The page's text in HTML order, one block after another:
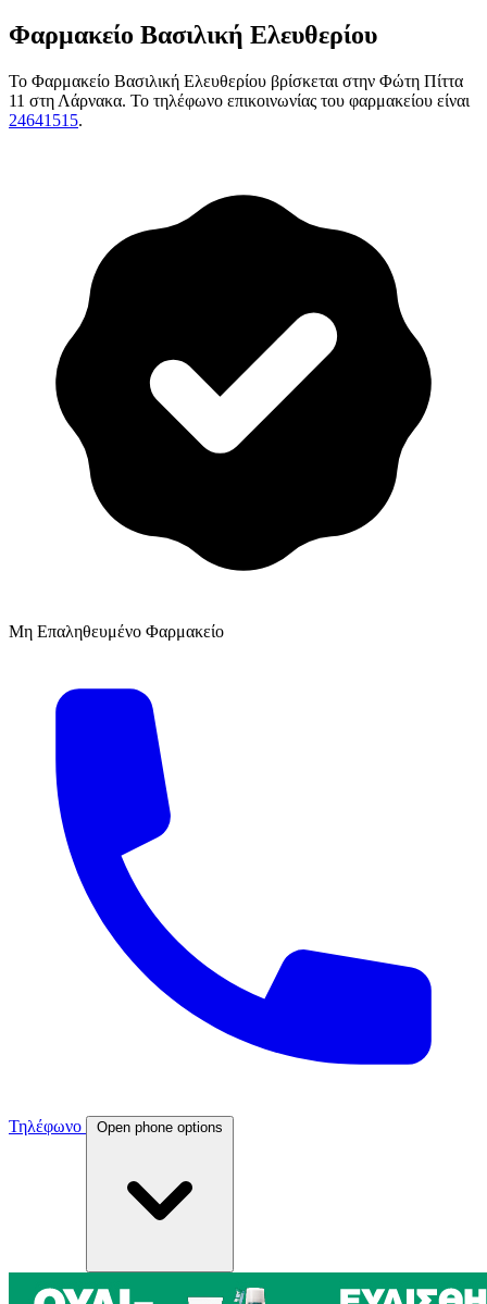
Φαρμακείο Βασιλική Ελευθερίου
Το Φαρμακείο Βασιλική Ελευθερίου βρίσκεται στην Φώτη Πίττα
11 στη Λάρνακα. Το τηλέφωνο επικοινωνίας του φαρμακείου είναι
24641515.
Μη Επαληθευμένο Φαρμακείο
Τηλέφωνο Open phone options